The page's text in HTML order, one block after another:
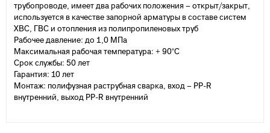
трубопроводе, имеет два рабочих положения – открыт/закрыт,
используется в качестве запорной арматуры в составе систем
ХВС, ГВС и отопления из полипропиленовых труб
Рабочее давление: до 1,0 МПа
Максимальная рабочая температура: + 90°С
Срок службы: 50 лет
Гарантия: 10 лет
Монтаж: полифузная раструбная сварка, вход – PP-R
внутренний, выход PP-R внутренний